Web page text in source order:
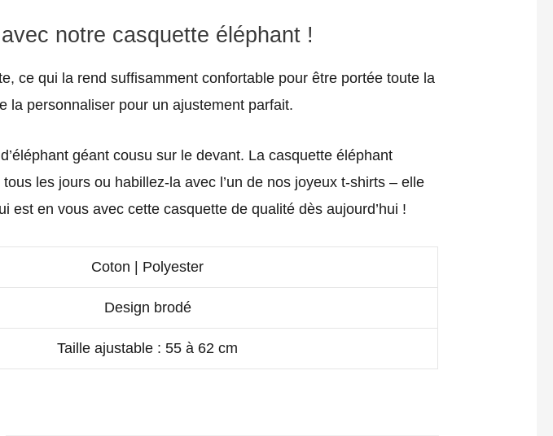
notre casquette éléphant !
ce qui la rend suffisamment confortable pour être portée toute la
la personnaliser pour un ajustement parfait.
géant cousu sur le devant. La casquette éléphant
les jours ou habillez-la avec l’un de nos joyeux t-shirts – elle
est en vous avec cette casquette de qualité dès aujourd’hui !
Coton | Polyester
Design brodé
Taille ajustable : 55 à 62 cm